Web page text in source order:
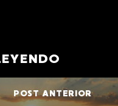
POST ANTERIOR